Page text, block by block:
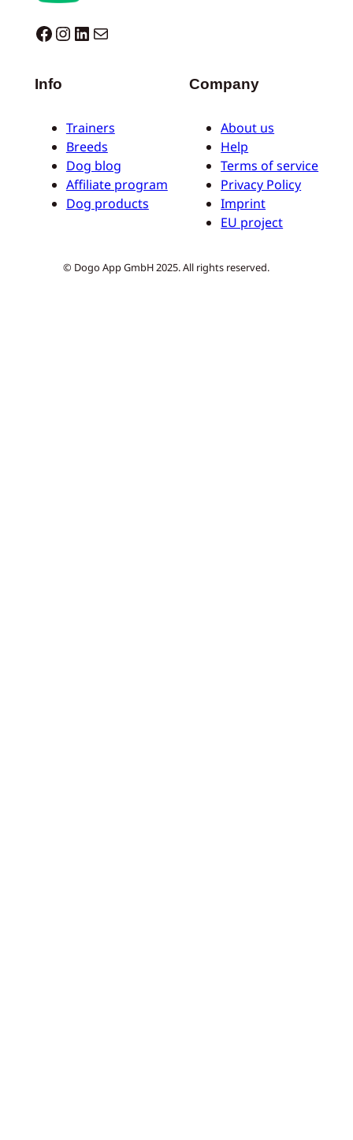
Dogo facebook InstagramLinkedIn Correo electrónico
Info
Trainers
Breeds
Dog blog
Affiliate program
Dog products
Company
About us
Help
Terms of service
Privacy Policy
Imprint
EU project
© Dogo App GmbH 2025. All rights reserved.